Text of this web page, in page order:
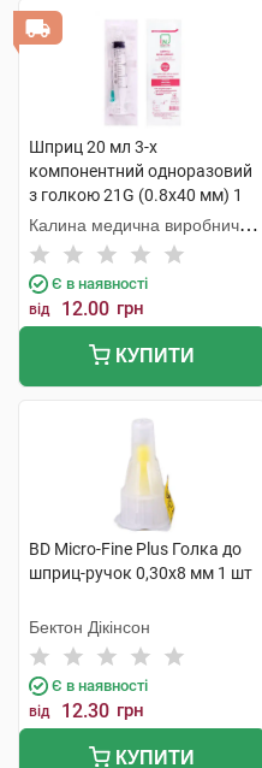
Шприц 20 мл 3-х
компонентний одноразовий
з голкою 21G (0.8х40 мм) 1
шт
Калина медична виробнича
компанія
Є в наявності
від 12.00 грн
КУПИТИ
BD Micro-Fine Plus Голка до
шприц-ручок 0,30х8 мм 1 шт
Бектон Дікінсон
Є в наявності
від 12.30 грн
КУПИТИ